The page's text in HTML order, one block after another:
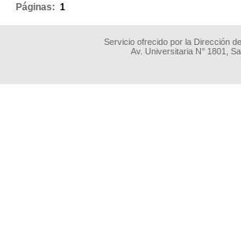
Páginas: 1
Servicio ofrecido por la Dirección
Av. Universitaria N° 1801,